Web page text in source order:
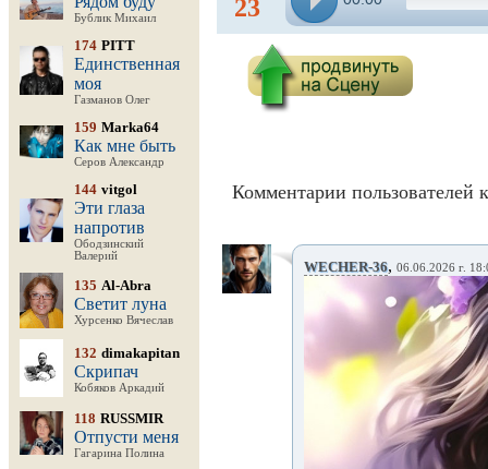
Бублик Михаил
174 PITT
Единственная
моя
Газманов Олег
159 Marka64
Как мне быть
Серов Александр
144 vitgol
Эти глаза
напротив
Ободзинский
Валерий
135 Al-Abra
Светит луна
Хурсенко Вячеслав
132 dimakapitan
Скрипач
Кобяков Аркадий
118 RUSSMIR
Отпусти меня
Гагарина Полина
23
Комментарии пользователей
WECHER-36, 06.06.2026 г.